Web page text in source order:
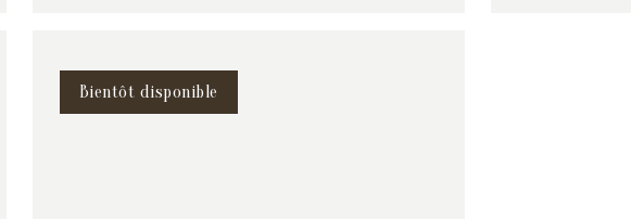
Bientôt disponible